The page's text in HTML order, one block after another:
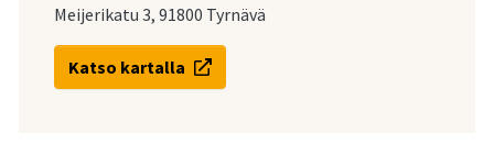
Meijerikatu 3, 91800 Tyrnävä
Katso kartalla